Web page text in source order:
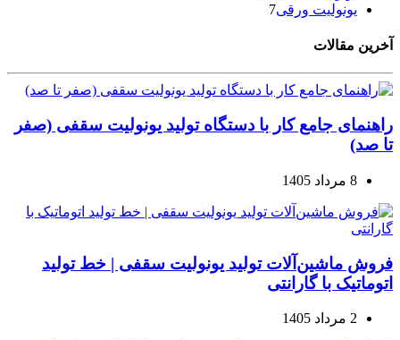
یونولیت ورقی7
آخرین مقالات
راهنمای جامع کار با دستگاه تولید یونولیت سقفی (صفر
تا صد)
8 مرداد 1405
فروش ماشین‌آلات تولید یونولیت سقفی | خط تولید
اتوماتیک با گارانتی
2 مرداد 1405